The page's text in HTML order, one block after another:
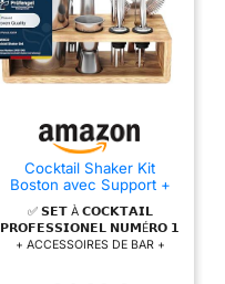
Cocktail Shaker Kit
Boston avec Support +
Livre Cocktail +
d'Accessoires
Professionnel: INOX
Qualité Extra, Bar
✅ 𝗦𝗘𝗧 À 𝗖𝗢𝗖𝗞𝗧𝗔𝗜𝗟
𝗣𝗥𝗢𝗙𝗘𝗦𝗦𝗜𝗢𝗡𝗘𝗟 𝗡𝗨𝗠É𝗥𝗢 𝟭
+ ACCESSOIRES DE BAR +